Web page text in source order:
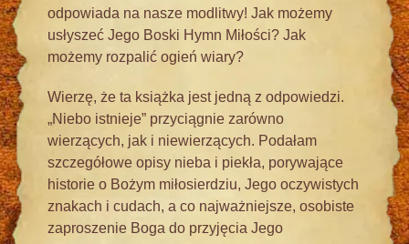
odpowiada na nasze modlitwy! Jak możemy
usłyszeć Jego Boski Hymn Miłości? Jak
możemy rozpalić ogień wiary?
Wierzę, że ta książka jest jedną z odpowiedzi.
„Niebo istnieje” przyciągnie zarówno
wierzących, jak i niewierzących. Podałam
szczegółowe opisy nieba i piekła, porywające
historie o Bożym miłosierdziu, Jego oczywistych
znakach i cudach, a co najważniejsze, osobiste
zaproszenie Boga do przyjęcia Jego